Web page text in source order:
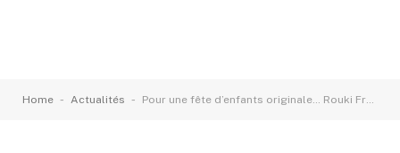
Home - Actualités - Pour une fête d’enfants originale… Rouki Froufrou!